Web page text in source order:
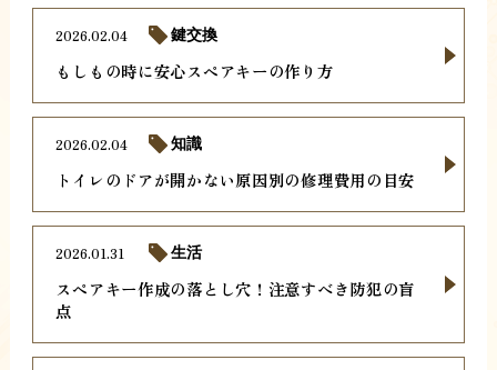
もしもの時に安心スペアキーの作り方
2026.02.04 鍵交換
トイレのドアが開かない原因別の修理費用の目安
2026.02.04 知識
スペアキー作成の落とし穴！注意すべき防犯の盲
点
2026.01.31 生活